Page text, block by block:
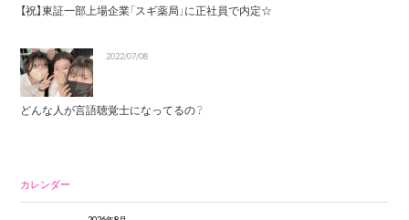
【祝】東証一部上場企業「スギ薬局」に正社員で内定☆
2022/07/08
どんな人が言語聴覚士になってるの？
カレンダー